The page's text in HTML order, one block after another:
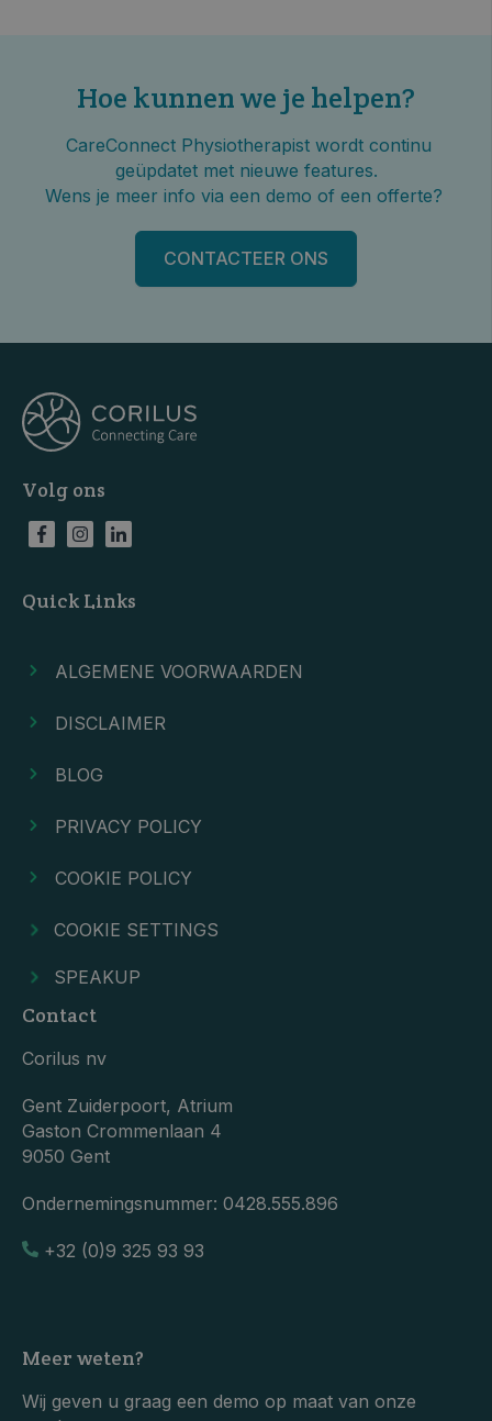
Hoe kunnen we je helpen?
CareConnect Physiotherapist wordt continu
geüpdatet met nieuwe features.
Wens je meer info via een demo of een offerte?
CONTACTEER ONS
Volg ons
Quick Links
ALGEMENE VOORWAARDEN
DISCLAIMER
BLOG
PRIVACY POLICY
COOKIE POLICY
COOKIE SETTINGS
SPEAKUP
Contact
Corilus nv
Gent Zuiderpoort, Atrium
Gaston Crommenlaan 4
9050 Gent
Ondernemingsnummer: 0428.555.896
+32 (0)9 325 93 93
Meer weten?
Wij geven u graag een demo op maat van onze